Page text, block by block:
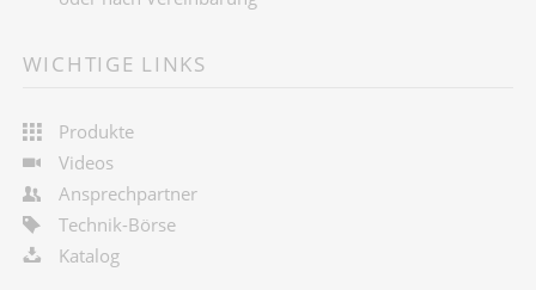
WICHTIGE LINKS
Produkte
Videos
Ansprechpartner
Technik-Börse
Katalog